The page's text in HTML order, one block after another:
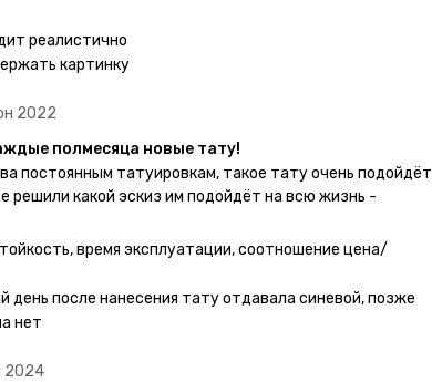
Муж смог сделать тату в нескольких местах одной
реалистично
картинку
2022
полмесяца новые тату!
постоянным татуировкам, такое тату очень подойдёт
решили какой эскиз им подойдёт на всю жизнь -
на теле до 2 недель - после нанесения не нужно
вода их так просто не смоет. К рисункам
но я предпочла другой способ нанесения -
на ночь, чтобы точно перестраховаться - на утро
На неподвижных частях тела тату носится
- водой спокойно можно убрать оставшийся контур.
время эксплуатации, соотношение цена/
день после нанесения тату отдавала синевой, позже
нет
2024